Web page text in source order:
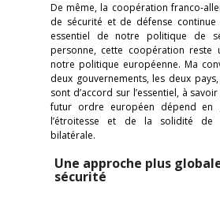
De même, la coopération franco-
de sécurité et de défense continue
essentiel de notre politique de
personne, cette coopération reste
notre politique européenne. Ma
deux gouvernements, les deux
sont d’accord sur l’essentiel, à
futur ordre européen dépend en
l’étroitesse et de la solidité de
bilatérale.
Une approche plus
sécurité